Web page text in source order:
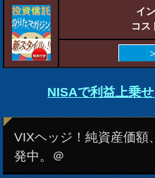
イ
コス
NISAで利益上乗
VIXヘッジ！純資産価額
発中。＠